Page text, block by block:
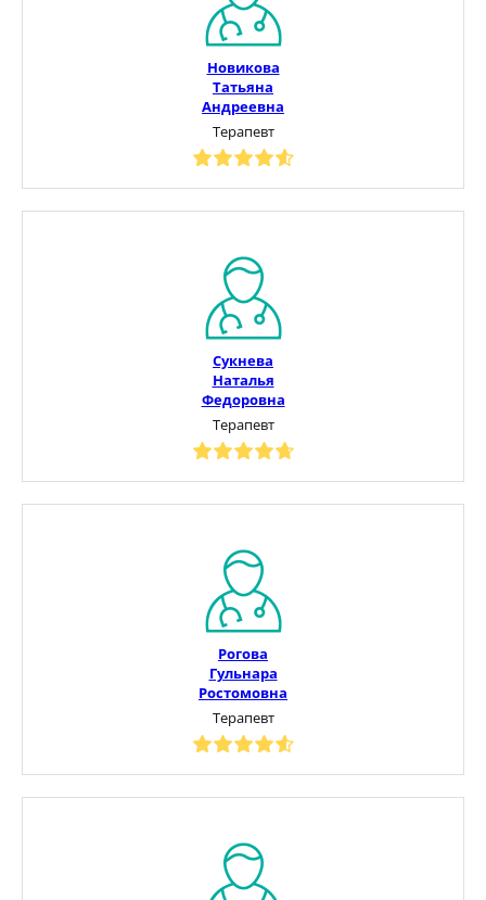
Новикова
Татьяна
Андреевна
Терапевт
Сукнева
Наталья
Федоровна
Терапевт
Рогова
Гульнара
Ростомовна
Терапевт